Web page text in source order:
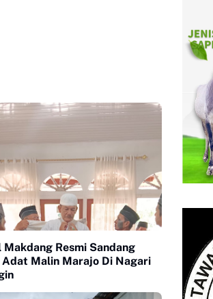
Makdang Resmi Sandang
Adat Malin Marajo Di Nagari